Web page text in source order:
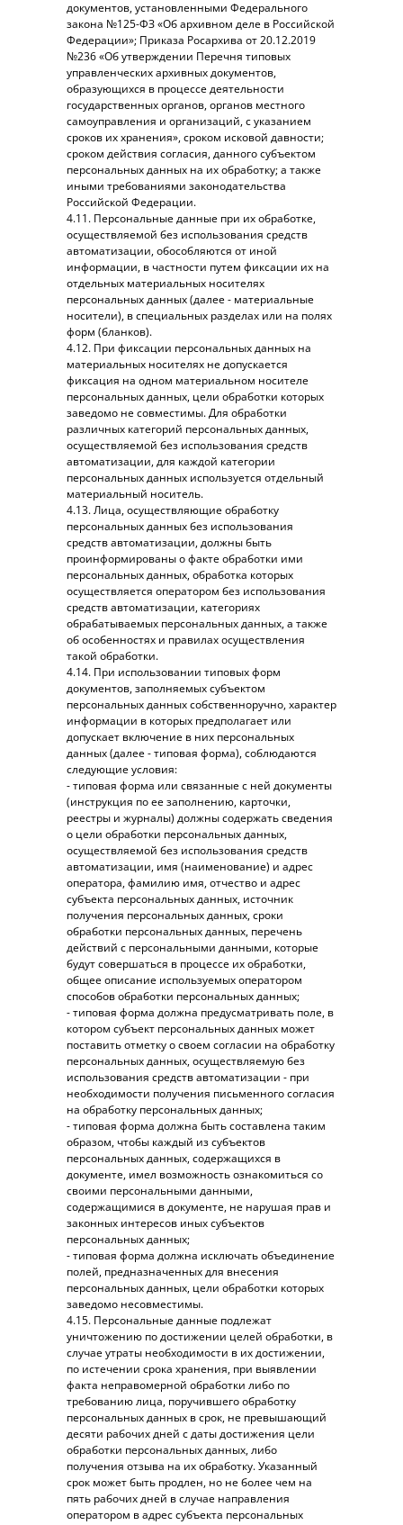
документов, установленными Федерального
закона №125-ФЗ «Об архивном деле в Российской
Федерации»; Приказа Росархива от 20.12.2019
№236 «Об утверждении Перечня типовых
управленческих архивных документов,
образующихся в процессе деятельности
государственных органов, органов местного
самоуправления и организаций, с указанием
сроков их хранения», сроком исковой давности;
сроком действия согласия, данного субъектом
персональных данных на их обработку; а также
иными требованиями законодательства
Российской Федерации.
4.11. Персональные данные при их обработке,
осуществляемой без использования средств
автоматизации, обособляются от иной
информации, в частности путем фиксации их на
отдельных материальных носителях
персональных данных (далее - материальные
носители), в специальных разделах или на полях
форм (бланков).
4.12. При фиксации персональных данных на
материальных носителях не допускается
фиксация на одном материальном носителе
персональных данных, цели обработки которых
заведомо не совместимы. Для обработки
различных категорий персональных данных,
осуществляемой без использования средств
автоматизации, для каждой категории
персональных данных используется отдельный
материальный носитель.
4.13. Лица, осуществляющие обработку
персональных данных без использования
средств автоматизации, должны быть
проинформированы о факте обработки ими
персональных данных, обработка которых
осуществляется оператором без использования
средств автоматизации, категориях
обрабатываемых персональных данных, а также
об особенностях и правилах осуществления
такой обработки.
4.14. При использовании типовых форм
документов, заполняемых субъектом
персональных данных собственноручно, характер
информации в которых предполагает или
допускает включение в них персональных
данных (далее - типовая форма), соблюдаются
следующие условия:
- типовая форма или связанные с ней документы
(инструкция по ее заполнению, карточки,
реестры и журналы) должны содержать сведения
о цели обработки персональных данных,
осуществляемой без использования средств
автоматизации, имя (наименование) и адрес
оператора, фамилию имя, отчество и адрес
субъекта персональных данных, источник
получения персональных данных, сроки
обработки персональных данных, перечень
действий с персональными данными, которые
будут совершаться в процессе их обработки,
общее описание используемых оператором
способов обработки персональных данных;
- типовая форма должна предусматривать поле, в
котором субъект персональных данных может
поставить отметку о своем согласии на обработку
персональных данных, осуществляемую без
использования средств автоматизации - при
необходимости получения письменного согласия
на обработку персональных данных;
- типовая форма должна быть составлена таким
образом, чтобы каждый из субъектов
персональных данных, содержащихся в
документе, имел возможность ознакомиться со
своими персональными данными,
содержащимися в документе, не нарушая прав и
законных интересов иных субъектов
персональных данных;
- типовая форма должна исключать объединение
полей, предназначенных для внесения
персональных данных, цели обработки которых
заведомо несовместимы.
4.15. Персональные данные подлежат
уничтожению по достижении целей обработки, в
случае утраты необходимости в их достижении,
по истечении срока хранения, при выявлении
факта неправомерной обработки либо по
требованию лица, поручившего обработку
персональных данных в срок, не превышающий
десяти рабочих дней с даты достижения цели
обработки персональных данных, либо
получения отзыва на их обработку. Указанный
срок может быть продлен, но не более чем на
пять рабочих дней в случае направления
оператором в адрес субъекта персональных